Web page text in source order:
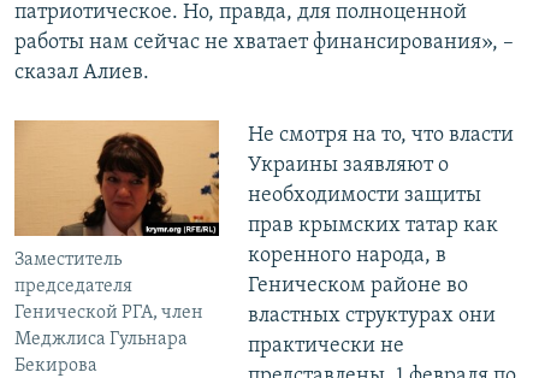
патриотическое. Но, правда, для полноценной
работы нам сейчас не хватает финансирования», –
сказал Алиев.
Заместитель
председателя
Генической РГА, член
Меджлиса Гульнара
Бекирова
Не смотря на то, что власти
Украины заявляют о
необходимости защиты
прав крымских татар как
коренного народа, в
Геническом районе во
властных структурах они
практически не